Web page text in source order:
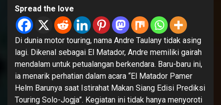
Spread the love
Di dunia motor touring, nama Andre Taulany tidak asing
lagi. Dikenal sebagai El Matador, Andre memiliki gairah
mendalam untuk petualangan berkendara. Baru-baru ini,
ia menarik perhatian dalam acara “El Matador Pamer
Helm Barunya saat Istirahat Makan Siang Edisi Prediksi
Touring Solo-Jogja”. Kegiatan ini tidak hanya menyoroti